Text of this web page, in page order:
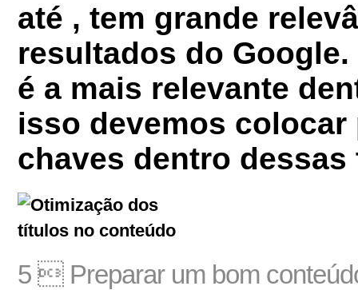
até , tem grande
resultados do Google.
é a mais relevante
isso devemos colocar
chaves dentro dessas
5  Preparar um bom